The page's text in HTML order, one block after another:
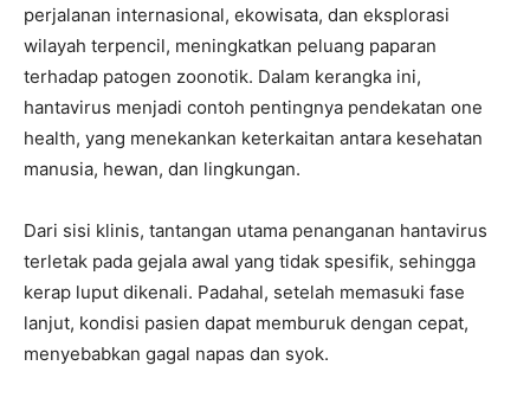
perjalanan internasional, ekowisata, dan eksplorasi
wilayah terpencil, meningkatkan peluang paparan
terhadap patogen zoonotik. Dalam kerangka ini,
hantavirus menjadi contoh pentingnya pendekatan one
health, yang menekankan keterkaitan antara kesehatan
manusia, hewan, dan lingkungan.
Dari sisi klinis, tantangan utama penanganan hantavirus
terletak pada gejala awal yang tidak spesifik, sehingga
kerap luput dikenali. Padahal, setelah memasuki fase
lanjut, kondisi pasien dapat memburuk dengan cepat,
menyebabkan gagal napas dan syok.